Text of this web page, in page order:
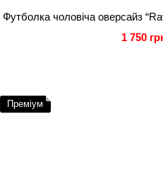
Футболка чоловіча оверсайз
1 750
Преміум